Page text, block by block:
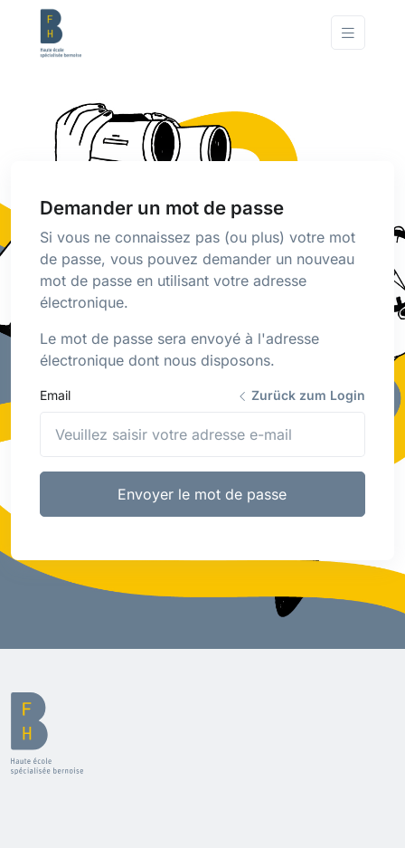
Demander un mot de passe
Si vous ne connaissez pas (ou plus) votre mot
de passe, vous pouvez demander un nouveau
mot de passe en utilisant votre adresse
électronique.
Le mot de passe sera envoyé à l'adresse
électronique dont nous disposons.
Email Zurück zum Login
Envoyer le mot de passe